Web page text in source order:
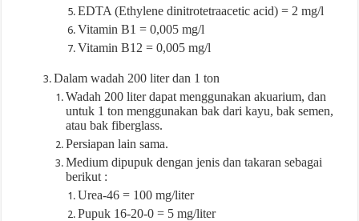
EDTA (Ethylene dinitrotetraacetic acid) = 2 mg/l
Vitamin B1 = 0,005 mg/l
Vitamin B12 = 0,005 mg/l
Dalam wadah 200 liter dan 1 ton
Wadah 200 liter dapat menggunakan akuarium, dan
untuk 1 ton menggunakan bak dari kayu, bak semen,
atau bak fiberglass.
Persiapan lain sama.
Medium dipupuk dengan jenis dan takaran sebagai
berikut :
Urea-46 = 100 mg/liter
Pupuk 16-20-0 = 5 mg/liter